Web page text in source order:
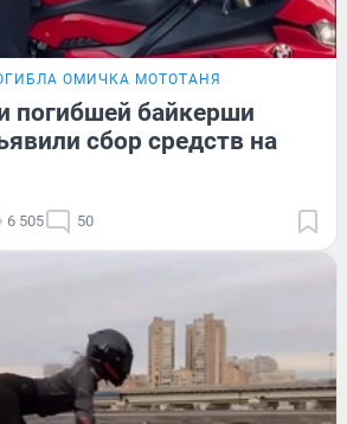
ОМИЧКА МОТОТАНЯ
погибшей байкерши
сбор средств на
6 505 50